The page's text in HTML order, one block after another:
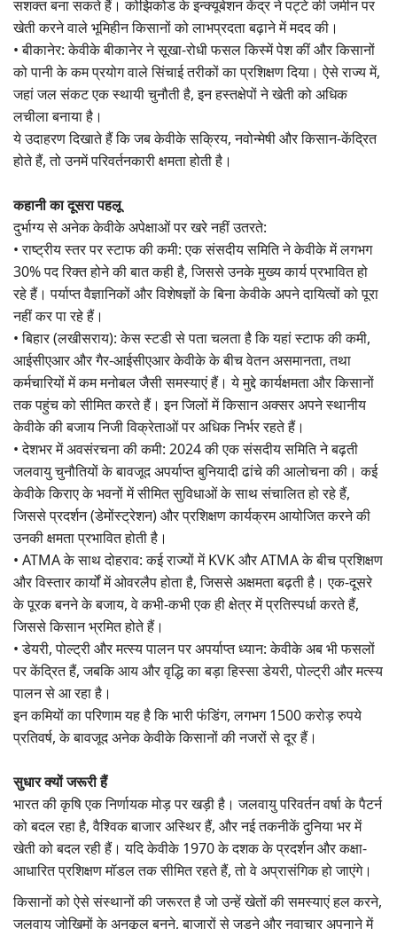
सशक्त बना सकते हैं। कोझिकोड के इन्क्यूबेशन केंद्र ने पट्टे की जमीन पर
खेती करने वाले भूमिहीन किसानों को लाभप्रदता बढ़ाने में मदद की।
• बीकानेर: केवीके बीकानेर ने सूखा-रोधी फसल किस्में पेश कीं और किसानों
को पानी के कम प्रयोग वाले सिंचाई तरीकों का प्रशिक्षण दिया। ऐसे राज्य में,
जहां जल संकट एक स्थायी चुनौती है, इन हस्तक्षेपों ने खेती को अधिक
लचीला बनाया है।
ये उदाहरण दिखाते हैं कि जब केवीके सक्रिय, नवोन्मेषी और किसान-केंद्रित
होते हैं, तो उनमें परिवर्तनकारी क्षमता होती है।
कहानी का दूसरा पहलू
दुर्भाग्य से अनेक केवीके अपेक्षाओं पर खरे नहीं उतरते:
• राष्ट्रीय स्तर पर स्टाफ की कमी: एक संसदीय समिति ने केवीके में लगभग
30% पद रिक्त होने की बात कही है, जिससे उनके मुख्य कार्य प्रभावित हो
रहे हैं। पर्याप्त वैज्ञानिकों और विशेषज्ञों के बिना केवीके अपने दायित्वों को पूरा
नहीं कर पा रहे हैं।
• बिहार (लखीसराय): केस स्टडी से पता चलता है कि यहां स्टाफ की कमी,
आईसीएआर और गैर-आईसीएआर केवीके के बीच वेतन असमानता, तथा
कर्मचारियों में कम मनोबल जैसी समस्याएं हैं। ये मुद्दे कार्यक्षमता और किसानों
तक पहुंच को सीमित करते हैं। इन जिलों में किसान अक्सर अपने स्थानीय
केवीके की बजाय निजी विक्रेताओं पर अधिक निर्भर रहते हैं।
• देशभर में अवसंरचना की कमी: 2024 की एक संसदीय समिति ने बढ़ती
जलवायु चुनौतियों के बावजूद अपर्याप्त बुनियादी ढांचे की आलोचना की। कई
केवीके किराए के भवनों में सीमित सुविधाओं के साथ संचालित हो रहे हैं,
जिससे प्रदर्शन (डेमोंस्ट्रेशन) और प्रशिक्षण कार्यक्रम आयोजित करने की
उनकी क्षमता प्रभावित होती है।
• ATMA के साथ दोहराव: कई राज्यों में KVK और ATMA के बीच प्रशिक्षण
और विस्तार कार्यों में ओवरलैप होता है, जिससे अक्षमता बढ़ती है। एक-दूसरे
के पूरक बनने के बजाय, वे कभी-कभी एक ही क्षेत्र में प्रतिस्पर्धा करते हैं,
जिससे किसान भ्रमित होते हैं।
• डेयरी, पोल्ट्री और मत्स्य पालन पर अपर्याप्त ध्यान: केवीके अब भी फसलों
पर केंद्रित हैं, जबकि आय और वृद्धि का बड़ा हिस्सा डेयरी, पोल्ट्री और मत्स्य
पालन से आ रहा है।
इन कमियों का परिणाम यह है कि भारी फंडिंग, लगभग 1500 करोड़ रुपये
प्रतिवर्ष, के बावजूद अनेक केवीके किसानों की नजरों से दूर हैं।
सुधार क्यों जरूरी हैं
भारत की कृषि एक निर्णायक मोड़ पर खड़ी है। जलवायु परिवर्तन वर्षा के पैटर्न
को बदल रहा है, वैश्विक बाजार अस्थिर हैं, और नई तकनीकें दुनिया भर में
खेती को बदल रही हैं। यदि केवीके 1970 के दशक के प्रदर्शन और कक्षा-
आधारित प्रशिक्षण मॉडल तक सीमित रहते हैं, तो वे अप्रासंगिक हो जाएंगे।
किसानों को ऐसे संस्थानों की जरूरत है जो उन्हें खेतों की समस्याएं हल करने,
जलवायु जोखिमों के अनुकूल बनने, बाजारों से जुड़ने और नवाचार अपनाने में